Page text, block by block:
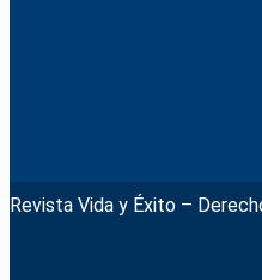
Revista Vida y Éxito –